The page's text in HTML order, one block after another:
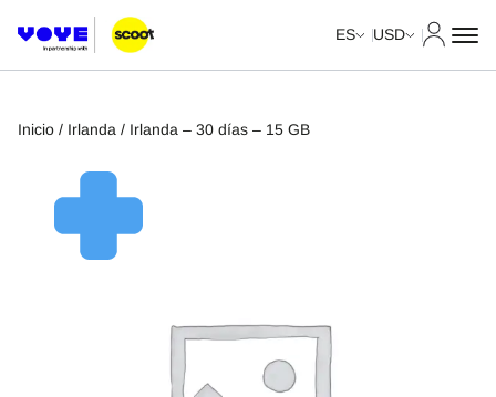
ES USD
Inicio / Irlanda / Irlanda – 30 días – 15 GB